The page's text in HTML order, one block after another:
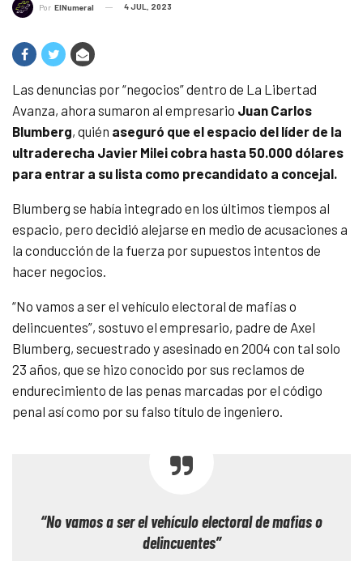
Por ElNumeral 4 JUL, 2023
Las denuncias por “negocios” dentro de La Libertad
Avanza, ahora sumaron al empresario Juan Carlos
Blumberg, quién aseguró que el espacio del líder de la
ultraderecha Javier Milei cobra hasta 50.000 dólares
para entrar a su lista como precandidato a concejal.
Blumberg se había integrado en los últimos tiempos al
espacio, pero decidió alejarse en medio de acusaciones a
la conducción de la fuerza por supuestos intentos de
hacer negocios.
“No vamos a ser el vehículo electoral de mafias o
delincuentes”, sostuvo el empresario, padre de Axel
Blumberg, secuestrado y asesinado en 2004 con tal solo
23 años, que se hizo conocido por sus reclamos de
endurecimiento de las penas marcadas por el código
penal así como por su falso título de ingeniero.
“No vamos a ser el vehículo electoral de mafias o
delincuentes”